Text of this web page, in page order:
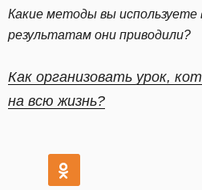
Какие методы вы используете
результатам они приводили?
Как организовать урок,
на всю жизнь?